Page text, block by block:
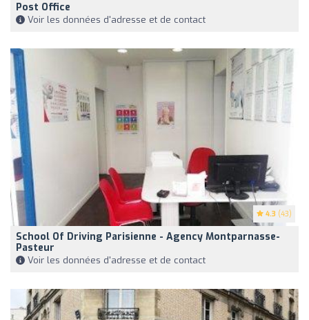
Post Office
Voir les données d'adresse et de contact
4.3 (43)
School Of Driving Parisienne - Agency Montparnasse-
Pasteur
Voir les données d'adresse et de contact